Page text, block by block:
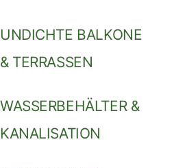
UNDICHTE BALKONE
& TERRASSEN
WASSERBEHÄLTER &
KANALISATION